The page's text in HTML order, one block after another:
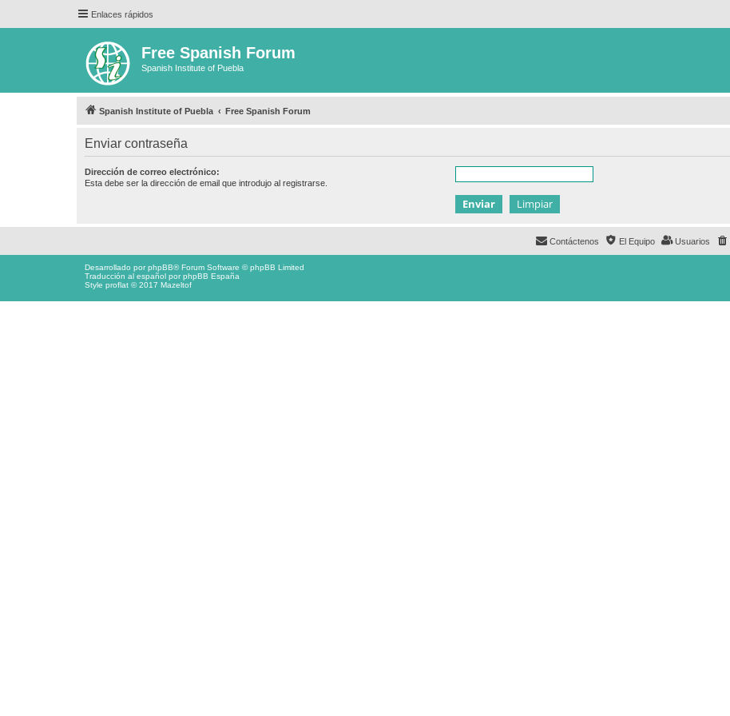
Enlaces rápidos
Free Spanish Forum
Spanish Institute of Puebla
Spanish Institute of Puebla Free Spanish Forum
Enviar contraseña
Dirección de correo electrónico:
Esta debe ser la dirección de email que introdujo al registrarse.
Usuarios
El Equipo
Contáctenos
Desarrollado porphpBB® Forum Software © phpBB Limited
Traducción al español porphpBB España
Style proflat © 2017 Mazeltof